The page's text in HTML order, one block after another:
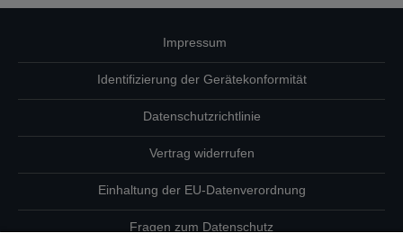
Impressum
Identifizierung der Gerätekonformität
Datenschutzrichtlinie
Vertrag widerrufen
Einhaltung der EU-Datenverordnung
Fragen zum Datenschutz